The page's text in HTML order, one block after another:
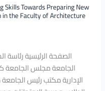
Skills Towards Preparing New
in the Faculty of Architecture
الصفحة الرئيسية رئاسة
الجامعة مجلس الجامعة
الإدارية مكتب رئيس